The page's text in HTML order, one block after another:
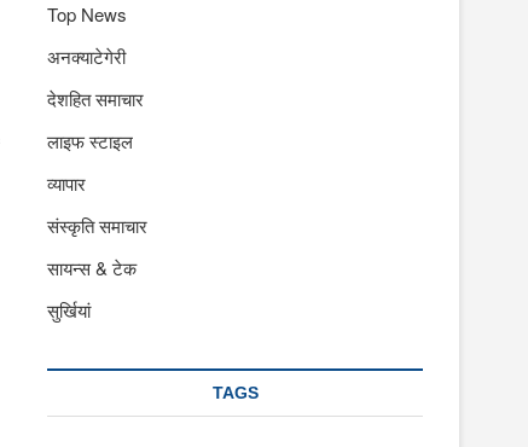
Top News
अनक्याटेगेरी
देशहित समाचार
लाइफ स्टाइल
व्यापार
संस्कृति समाचार
सायन्स & टेक
सुर्खियां
TAGS